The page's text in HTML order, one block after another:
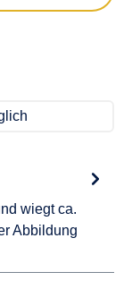
wiegt ca.
Abbildung